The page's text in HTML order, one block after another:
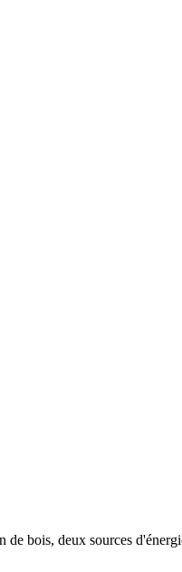
bois, deux sources